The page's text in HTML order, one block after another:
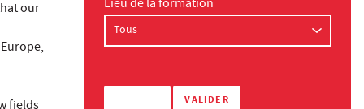
our
Lieu de la formation